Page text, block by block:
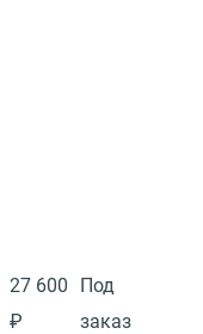
27 600
₽
Под
заказ